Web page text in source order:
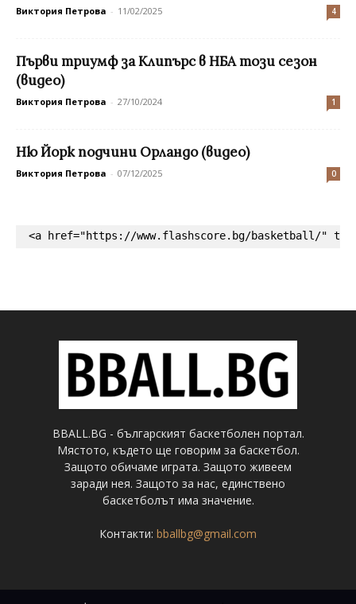
Виктория Петрова - 11/02/2025 4
Първи триумф за Клипърс в НБА този сезон
(видео)
Виктория Петрова - 27/10/2024 1
Ню Йорк подчини Орландо (видео)
Виктория Петрова - 07/12/2025 0
<a href="https://www.flashscore.bg/basketball/"
BBALL.BG - българският баскетболен портал.
Мястото, където ще говорим за баскетбол.
Защото обичаме играта. Защото живеем
заради нея. Защото за нас, единствено
баскетболът има значение.
Контакти: bballbg@gmail.com